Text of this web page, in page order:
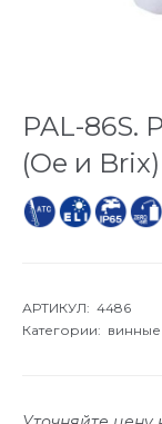
PAL-86S.
(Oe и Brix)
АРТИКУЛ: 4486
Категории: